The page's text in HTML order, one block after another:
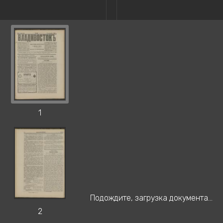
1
2
Подождите, загрузка документа...